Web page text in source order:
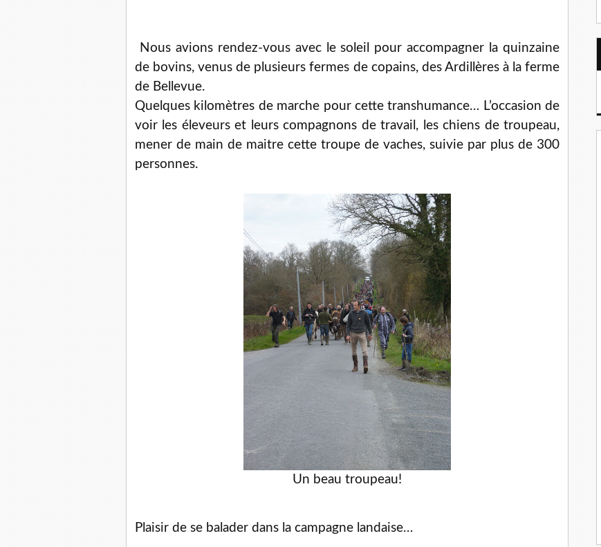
Nous avions rendez-vous avec le soleil pour accompagner la quinzaine
de bovins, venus de plusieurs fermes de copains, des Ardillères à la ferme
de Bellevue.
Quelques kilomètres de marche pour cette transhumance… L’occasion de
voir les éleveurs et leurs compagnons de travail, les chiens de troupeau,
mener de main de maitre cette troupe de vaches, suivie par plus de 300
personnes.
Un beau troupeau!
Plaisir de se balader dans la campagne landaise…